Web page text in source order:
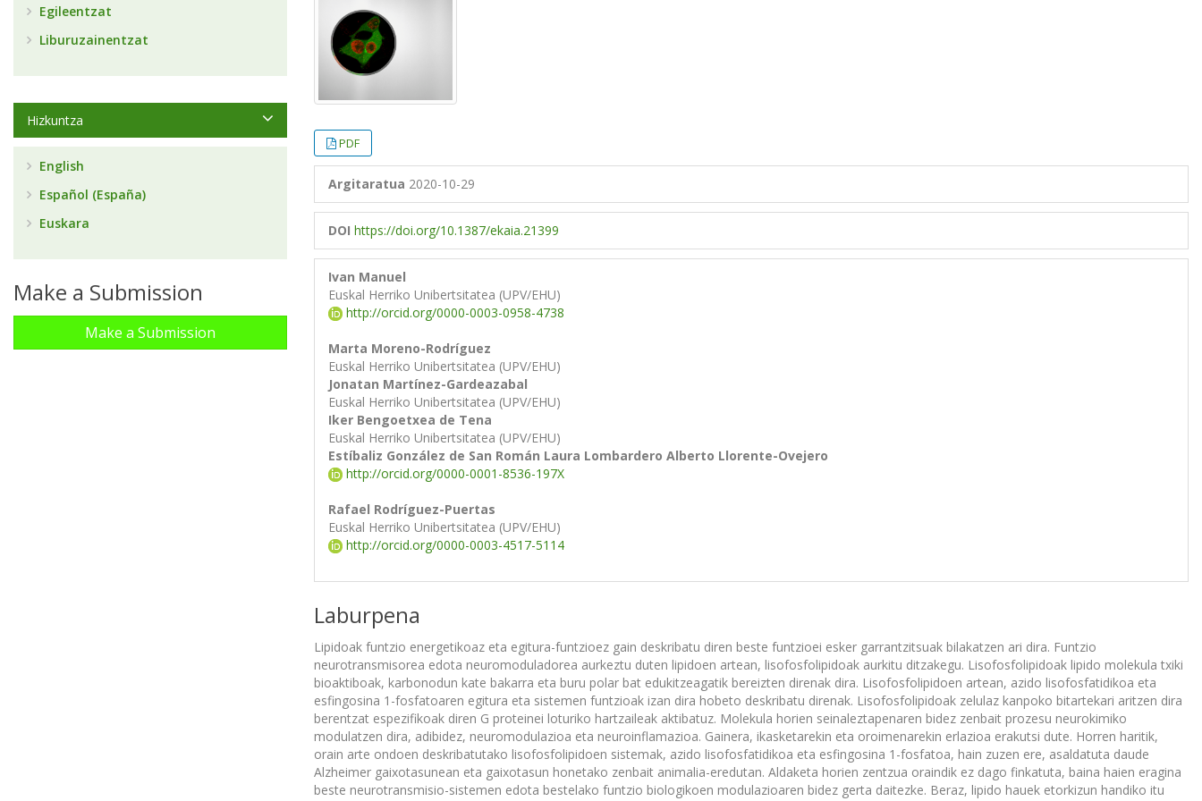
PDF
Argitaratua 2020-10-29
DOI https://doi.org/10.1387/ekaia.21399
Ivan Manuel
Euskal Herriko Unibertsitatea (UPV/EHU)
http://orcid.org/0000-0003-0958-4738
Marta Moreno-Rodríguez
Euskal Herriko Unibertsitatea (UPV/EHU)
Jonatan Martínez-Gardeazabal
Euskal Herriko Unibertsitatea (UPV/EHU)
Iker Bengoetxea de Tena
Euskal Herriko Unibertsitatea (UPV/EHU)
Estíbaliz González de San Román Laura Lombardero Alberto Llorente-Ovejero
http://orcid.org/0000-0001-8536-197X
Rafael Rodríguez-Puertas
Euskal Herriko Unibertsitatea (UPV/EHU)
http://orcid.org/0000-0003-4517-5114
Laburpena
Lipidoak funtzio energetikoaz eta egitura-funtzioez gain deskribatu diren beste funtzioei esker garrantzitsuak bilakatzen ari dira. Funtzio
neurotransmisorea edota neuromoduladorea aurkeztu duten lipidoen artean, lisofosfolipidoak aurkitu ditzakegu. Lisofosfolipidoak lipido molekula txiki
bioaktiboak, karbonodun kate bakarra eta buru polar bat edukitzeagatik bereizten direnak dira. Lisofosfolipidoen artean, azido lisofosfatidikoa eta
esfingosina 1-fosfatoaren egitura eta sistemen funtzioak izan dira hobeto deskribatu direnak. Lisofosfolipidoak zelulaz kanpoko bitartekari aritzen dira
berentzat espezifikoak diren G proteinei loturiko hartzaileak aktibatuz. Molekula horien seinaleztapenaren bidez zenbait prozesu neurokimiko
modulatzen dira, adibidez, neuromodulazioa eta neuroinflamazioa. Gainera, ikasketarekin eta oroimenarekin erlazioa erakutsi dute. Horren haritik,
orain arte ondoen deskribatutako lisofosfolipidoen sistemak, azido lisofosfatidikoa eta esfingosina 1-fosfatoa, hain zuzen ere, asaldatuta daude
Alzheimer gaixotasunean eta gaixotasun honetako zenbait animalia-eredutan. Aldaketa horien zentzua oraindik ez dago finkatuta, baina haien eragina
beste neurotransmisio-sistemen edota bestelako funtzio biologikoen modulazioaren bidez gerta daitezke. Beraz, lipido hauek etorkizun handiko itu
Egileentzat
Liburuzainentzat
Hizkuntza
English
Español (España)
Euskara
Make a Submission
Make a Submission